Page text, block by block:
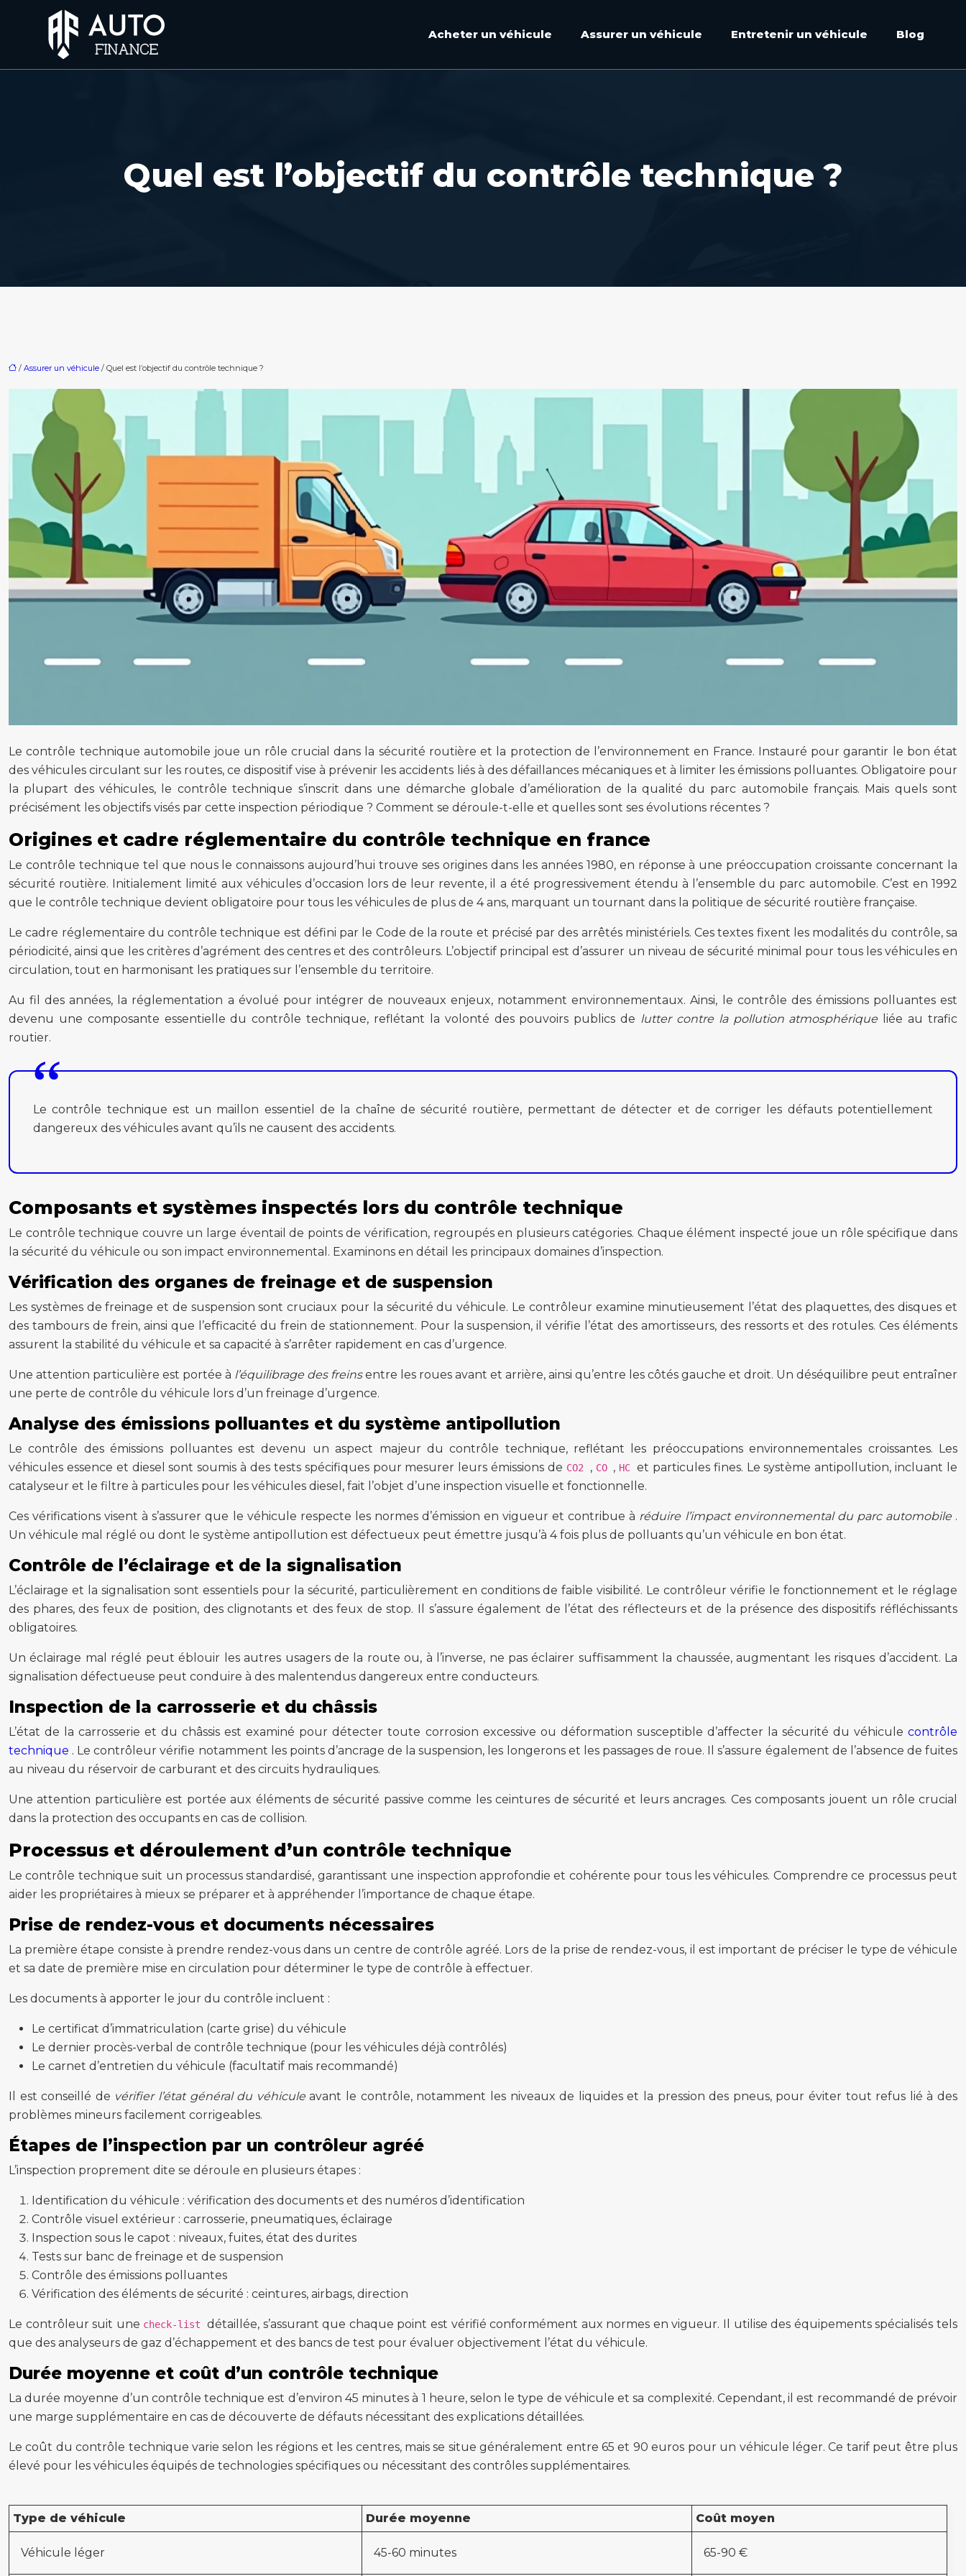
Acheter un véhicule Assurer un véhicule Entretenir un véhicule Blog
Quel est l’objectif du contrôle technique ?
/ Assurer un véhicule / Quel est l’objectif du contrôle technique ?
Le contrôle technique automobile joue un rôle crucial dans la sécurité routière et la protection de l’environnement en France. Instauré pour garantir le bon état
des véhicules circulant sur les routes, ce dispositif vise à prévenir les accidents liés à des défaillances mécaniques et à limiter les émissions polluantes. Obligatoire pour
la plupart des véhicules, le contrôle technique s’inscrit dans une démarche globale d’amélioration de la qualité du parc automobile français. Mais quels sont
précisément les objectifs visés par cette inspection périodique ? Comment se déroule-t-elle et quelles sont ses évolutions récentes ?
Origines et cadre réglementaire du contrôle technique en france
Le contrôle technique tel que nous le connaissons aujourd’hui trouve ses origines dans les années 1980, en réponse à une préoccupation croissante concernant la
sécurité routière. Initialement limité aux véhicules d’occasion lors de leur revente, il a été progressivement étendu à l’ensemble du parc automobile. C’est en 1992
que le contrôle technique devient obligatoire pour tous les véhicules de plus de 4 ans, marquant un tournant dans la politique de sécurité routière française.
Le cadre réglementaire du contrôle technique est défini par le Code de la route et précisé par des arrêtés ministériels. Ces textes fixent les modalités du contrôle, sa
périodicité, ainsi que les critères d’agrément des centres et des contrôleurs. L’objectif principal est d’assurer un niveau de sécurité minimal pour tous les véhicules en
circulation, tout en harmonisant les pratiques sur l’ensemble du territoire.
Au fil des années, la réglementation a évolué pour intégrer de nouveaux enjeux, notamment environnementaux. Ainsi, le contrôle des émissions polluantes est
devenu une composante essentielle du contrôle technique, reflétant la volonté des pouvoirs publics de lutter contre la pollution atmosphérique
liée au trafic
routier.
Le contrôle technique est un maillon essentiel de la chaîne de sécurité routière, permettant de détecter et de corriger les défauts potentiellement
dangereux des véhicules avant qu’ils ne causent des accidents.
Composants et systèmes inspectés lors du contrôle technique
Le contrôle technique couvre un large éventail de points de vérification, regroupés en plusieurs catégories. Chaque élément inspecté joue un rôle spécifique dans
la sécurité du véhicule ou son impact environnemental. Examinons en détail les principaux domaines d’inspection.
Vérification des organes de freinage et de suspension
Les systèmes de freinage et de suspension sont cruciaux pour la sécurité du véhicule. Le contrôleur examine minutieusement l’état des plaquettes, des disques et
des tambours de frein, ainsi que l’efficacité du frein de stationnement. Pour la suspension, il vérifie l’état des amortisseurs, des ressorts et des rotules. Ces éléments
assurent la stabilité du véhicule et sa capacité à s’arrêter rapidement en cas d’urgence.
Une attention particulière est portée à l’équilibrage des freinsentre les roues avant et arrière, ainsi qu’entre les côtés gauche et droit. Un déséquilibre peut entraîner
une perte de contrôle du véhicule lors d’un freinage d’urgence.
Analyse des émissions polluantes et du système antipollution
Le contrôle des émissions polluantes est devenu un aspect majeur du contrôle technique, reflétant les préoccupations environnementales croissantes. Les
véhicules essence et diesel sont soumis à des tests spécifiques pour mesurer leurs émissions de CO2 , CO , HCet particules fines. Le système antipollution, incluant le
catalyseur et le filtre à particules pour les véhicules diesel, fait l’objet d’une inspection visuelle et fonctionnelle.
Ces vérifications visent à s’assurer que le véhicule respecte les normes d’émission en vigueur et contribue à réduire l’impact environnemental du parc automobile .
Un véhicule mal réglé ou dont le système antipollution est défectueux peut émettre jusqu’à 4 fois plus de polluants qu’un véhicule en bon état.
Contrôle de l’éclairage et de la signalisation
L’éclairage et la signalisation sont essentiels pour la sécurité, particulièrement en conditions de faible visibilité. Le contrôleur vérifie le fonctionnement et le réglage
des phares, des feux de position, des clignotants et des feux de stop. Il s’assure également de l’état des réflecteurs et de la présence des dispositifs réfléchissants
obligatoires.
Un éclairage mal réglé peut éblouir les autres usagers de la route ou, à l’inverse, ne pas éclairer suffisamment la chaussée, augmentant les risques d’accident. La
signalisation défectueuse peut conduire à des malentendus dangereux entre conducteurs.
Inspection de la carrosserie et du châssis
L’état de la carrosserie et du châssis est examiné pour détecter toute corrosion excessive ou déformation susceptible d’affecter la sécurité du véhicule contrôle
technique . Le contrôleur vérifie notamment les points d’ancrage de la suspension, les longerons et les passages de roue. Il s’assure également de l’absence de fuites
au niveau du réservoir de carburant et des circuits hydrauliques.
Une attention particulière est portée aux éléments de sécurité passive comme les ceintures de sécurité et leurs ancrages. Ces composants jouent un rôle crucial
dans la protection des occupants en cas de collision.
Processus et déroulement d’un contrôle technique
Le contrôle technique suit un processus standardisé, garantissant une inspection approfondie et cohérente pour tous les véhicules. Comprendre ce processus peut
aider les propriétaires à mieux se préparer et à appréhender l’importance de chaque étape.
Prise de rendez-vous et documents nécessaires
La première étape consiste à prendre rendez-vous dans un centre de contrôle agréé. Lors de la prise de rendez-vous, il est important de préciser le type de véhicule
et sa date de première mise en circulation pour déterminer le type de contrôle à effectuer.
Les documents à apporter le jour du contrôle incluent :
Le certificat d’immatriculation (carte grise) du véhicule
Le dernier procès-verbal de contrôle technique (pour les véhicules déjà contrôlés)
Le carnet d’entretien du véhicule (facultatif mais recommandé)
Il est conseillé de vérifier l’état général du véhiculeavant le contrôle, notamment les niveaux de liquides et la pression des pneus, pour éviter tout refus lié à des
problèmes mineurs facilement corrigeables.
Étapes de l’inspection par un contrôleur agréé
L’inspection proprement dite se déroule en plusieurs étapes :
Identification du véhicule : vérification des documents et des numéros d’identification
Contrôle visuel extérieur : carrosserie, pneumatiques, éclairage
Inspection sous le capot : niveaux, fuites, état des durites
Tests sur banc de freinage et de suspension
Contrôle des émissions polluantes
Vérification des éléments de sécurité : ceintures, airbags, direction
Le contrôleur suit une check-list détaillée, s’assurant que chaque point est vérifié conformément aux normes en vigueur. Il utilise des équipements spécialisés tels
que des analyseurs de gaz d’échappement et des bancs de test pour évaluer objectivement l’état du véhicule.
Durée moyenne et coût d’un contrôle technique
La durée moyenne d’un contrôle technique est d’environ 45 minutes à 1 heure, selon le type de véhicule et sa complexité. Cependant, il est recommandé de prévoir
une marge supplémentaire en cas de découverte de défauts nécessitant des explications détaillées.
Le coût du contrôle technique varie selon les régions et les centres, mais se situe généralement entre 65 et 90 euros pour un véhicule léger. Ce tarif peut être plus
élevé pour les véhicules équipés de technologies spécifiques ou nécessitant des contrôles supplémentaires.
Type de véhicule Durée moyenne Coût moyen
Véhicule léger 45-60 minutes 65-90 €